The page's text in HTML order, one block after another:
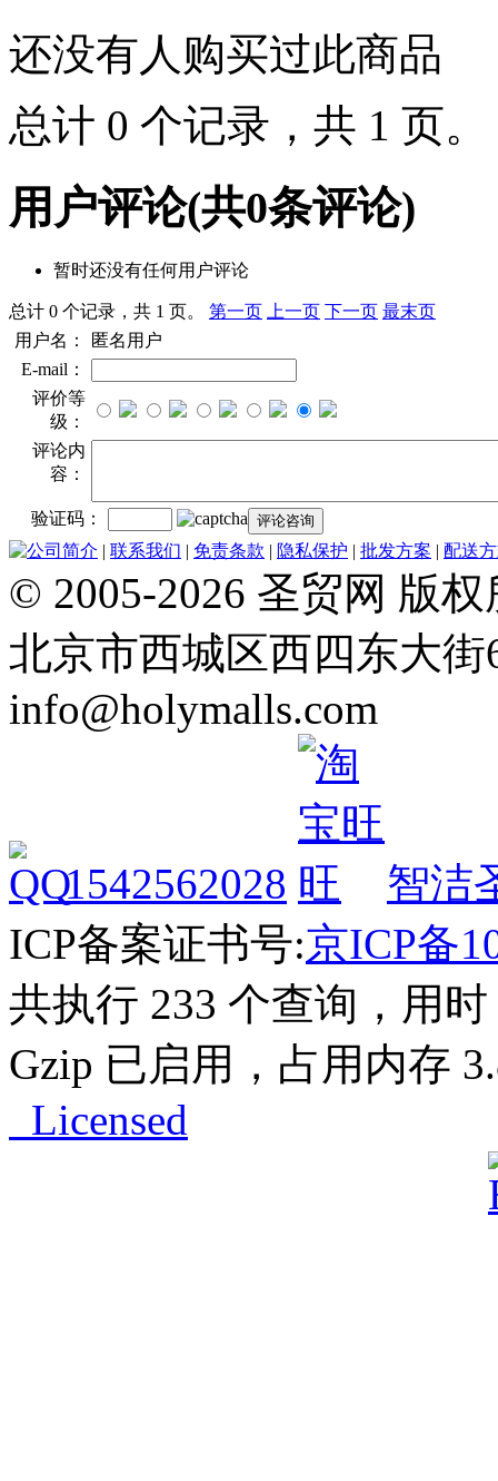
还没有人购买过此商品
总计 0 个记录，共 1 页。
用户评论(共0条评论)
暂时还没有任何用户评论
总计 0 个记录，共 1 页。 第一页 上一页 下一页 最末页
用户名：
匿名用户
E-mail：
评价等
级：
评论内
容：
验证码：
公司简介 | 联系我们 | 免责条款 | 隐私保护 | 批发方案 | 配送
© 2005-2026 圣贸网 版
北京市西城区西四东大街
info@holymalls.com
1542562028
智洁
ICP备案证书号:京ICP备
共执行 233 个查询，用
Gzip 已启用，占用内存
Licensed